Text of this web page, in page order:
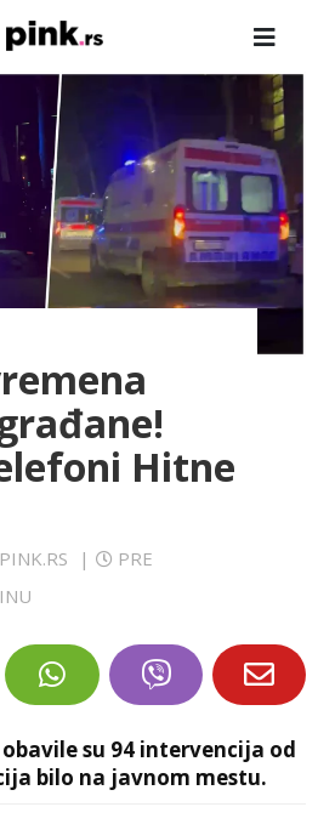
Hitne
|
PRE
su 94 intervencija od
bilo na javnom mestu.